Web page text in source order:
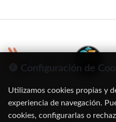
C/ Oruro, 11. 28016
91 345 06 26
🍪 Configuración de
Utilizamos cookies propias y
experiencia de navegación.
cookies, configurarlas o